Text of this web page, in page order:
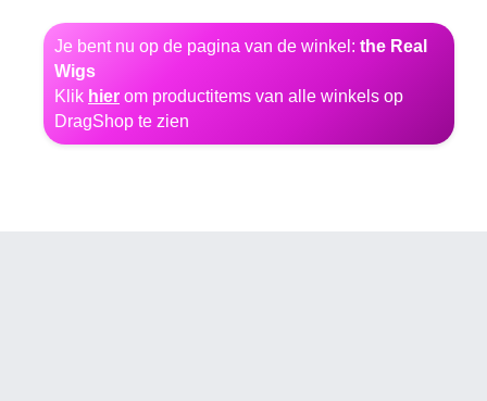
Je bent nu op de pagina van de winkel: the Real
Wigs
Klik hier om productitems van alle winkels op
DragShop te zien